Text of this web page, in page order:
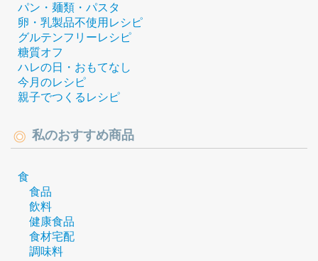
パン・麺類・パスタ
卵・乳製品不使用レシピ
グルテンフリーレシピ
糖質オフ
ハレの日・おもてなし
今月のレシピ
親子でつくるレシピ
私のおすすめ商品
食
食品
飲料
健康食品
食材宅配
調味料